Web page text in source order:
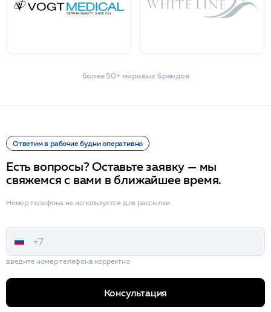
более 50+ мировых брендов
Ответим в рабочие будни оперативно
Есть вопросы? Оставьте заявку — мы
свяжемся с вами в ближайшее время.
Номер телефона не используется для рассылки
введите номер телефона корректно
Консультация